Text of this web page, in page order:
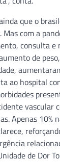
que o
Mas com a
consulta e
de
ao hospital
vascular
Apenas 10%
de Dor